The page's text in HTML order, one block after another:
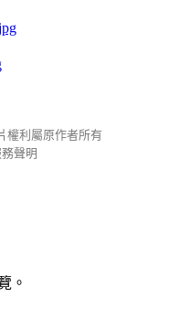
權利屬原作者所有
務聲明
。